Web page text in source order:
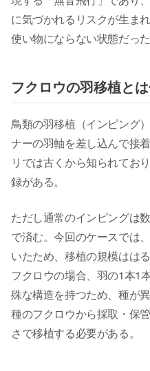
に気づかれるリスクが生ま
使い物にならない状態だった
フクロウの羽移植と
鳥類の羽移植（インピング
ナーの羽軸を差し込んで接
リでは古くから知られてお
録がある。
ただし通常のインピングは
で済む。今回のケースでは
いたため、移植の規模はは
フクロウの場合、羽の1本1
殊な構造を持つため、種が
種のフクロウから採取・保
さで移植する必要がある。